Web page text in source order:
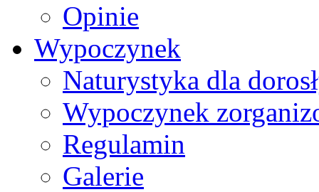
Opinie
Wypoczynek
Naturystyka dla
Wypoczynek
Regulamin
Galerie